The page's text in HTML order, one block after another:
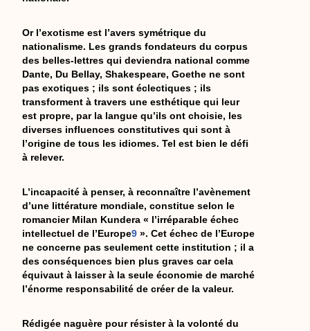
Or l’exotisme est l’avers symétrique du
nationalisme. Les grands fondateurs du corpus
des belles-lettres qui deviendra national comme
Dante, Du Bellay, Shakespeare, Goethe ne sont
pas exotiques ; ils sont éclectiques ; ils
transforment à travers une esthétique qui leur
est propre, par la langue qu’ils ont choisie, les
diverses influences constitutives qui sont à
l’origine de tous les idiomes. Tel est bien le défi
à relever.
L’incapacité à penser, à reconnaître l’avènement
d’une littérature mondiale, constitue selon le
romancier Milan Kundera « l’irréparable échec
intellectuel de l’Europe9 ». Cet échec de l’Europe
ne concerne pas seulement cette institution ; il a
des conséquences bien plus graves car cela
équivaut à laisser à la seule économie de marché
l’énorme responsabilité de créer de la valeur.
Rédigée naguère pour résister à la volonté du